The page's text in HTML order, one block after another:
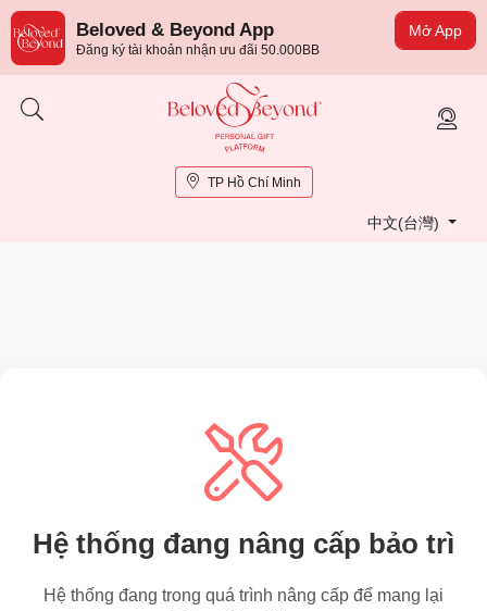
Mở App
Beloved & Beyond App
Đăng ký tài khoản nhận ưu đãi 50.000BB
TP Hồ Chí Minh
中文(台灣)
Hệ thống đang nâng cấp bảo trì
Hệ thống đang trong quá trình nâng cấp để mang lại